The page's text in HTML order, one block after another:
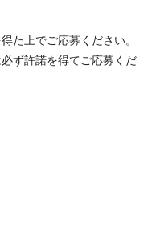
た上でご応募ください。
ず許諾を得てご応募くだ